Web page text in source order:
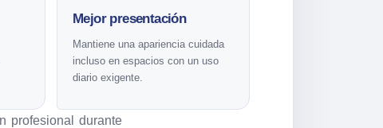
Mejor presentación
Mantiene una apariencia cuidada
incluso en espacios con un uso
diario exigente.
profesional durante